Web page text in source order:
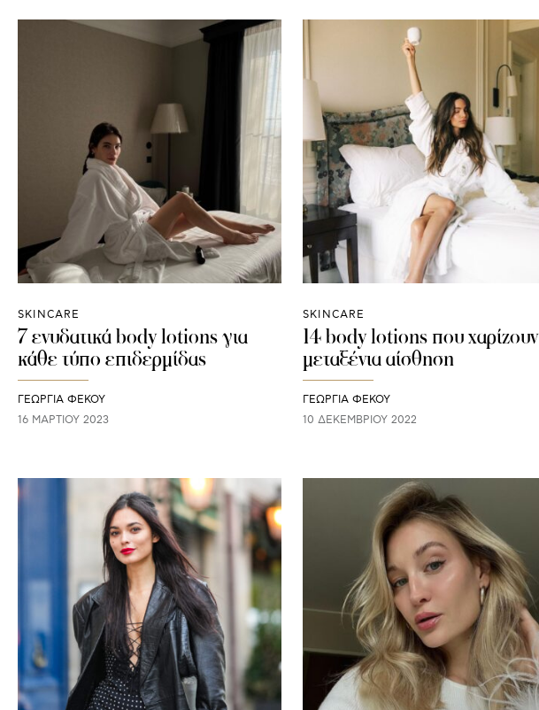
SKINCARE
7 ενυδατικά body lotions για
κάθε τύπο επιδερμίδας
ΓΕΩΡΓΙΑ ΦΕΚΟΥ
16 ΜΑΡΤΊΟΥ 2023
SKINCARE
14 body lotions που χαρίζουν
μεταξένια αίσθηση
ΓΕΩΡΓΙΑ ΦΕΚΟΥ
10 ΔΕΚΕΜΒΡΊΟΥ 2022